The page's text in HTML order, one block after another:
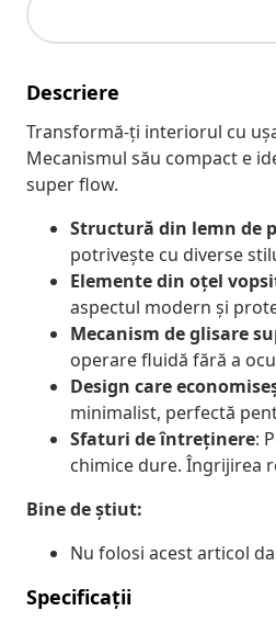
Descriere
Transformă-ți interiorul cu
Mecanismul său compact e
super flow.
Structură din lemn de
potrivește cu diverse
Elemente din oțel
aspectul modern și
Mecanism de glisare
operare fluidă fără a
Design care
minimalist, perfectă
Sfaturi de întreținere:
chimice dure. Îngrijirea
Bine de știut:
Nu folosi acest articol
Specificații